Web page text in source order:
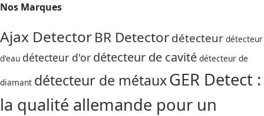
Nos Marques
Ajax DetectorBR Detectordétecteur détecteur
d'eau détecteur d'or détecteur de cavité détecteur de
diamant détecteur de métauxGER Detect :
la qualité allemande pour un